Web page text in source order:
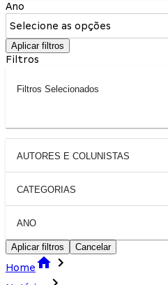
Ano
Selecione as opções
Aplicar filtros
Filtros
Filtros Selecionados
AUTORES E COLUNISTAS
CATEGORIAS
ANO
Aplicar filtros Cancelar
Home